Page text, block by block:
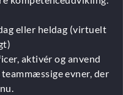
eller heldag (virtuelt
aktivér og anvend
evner, der